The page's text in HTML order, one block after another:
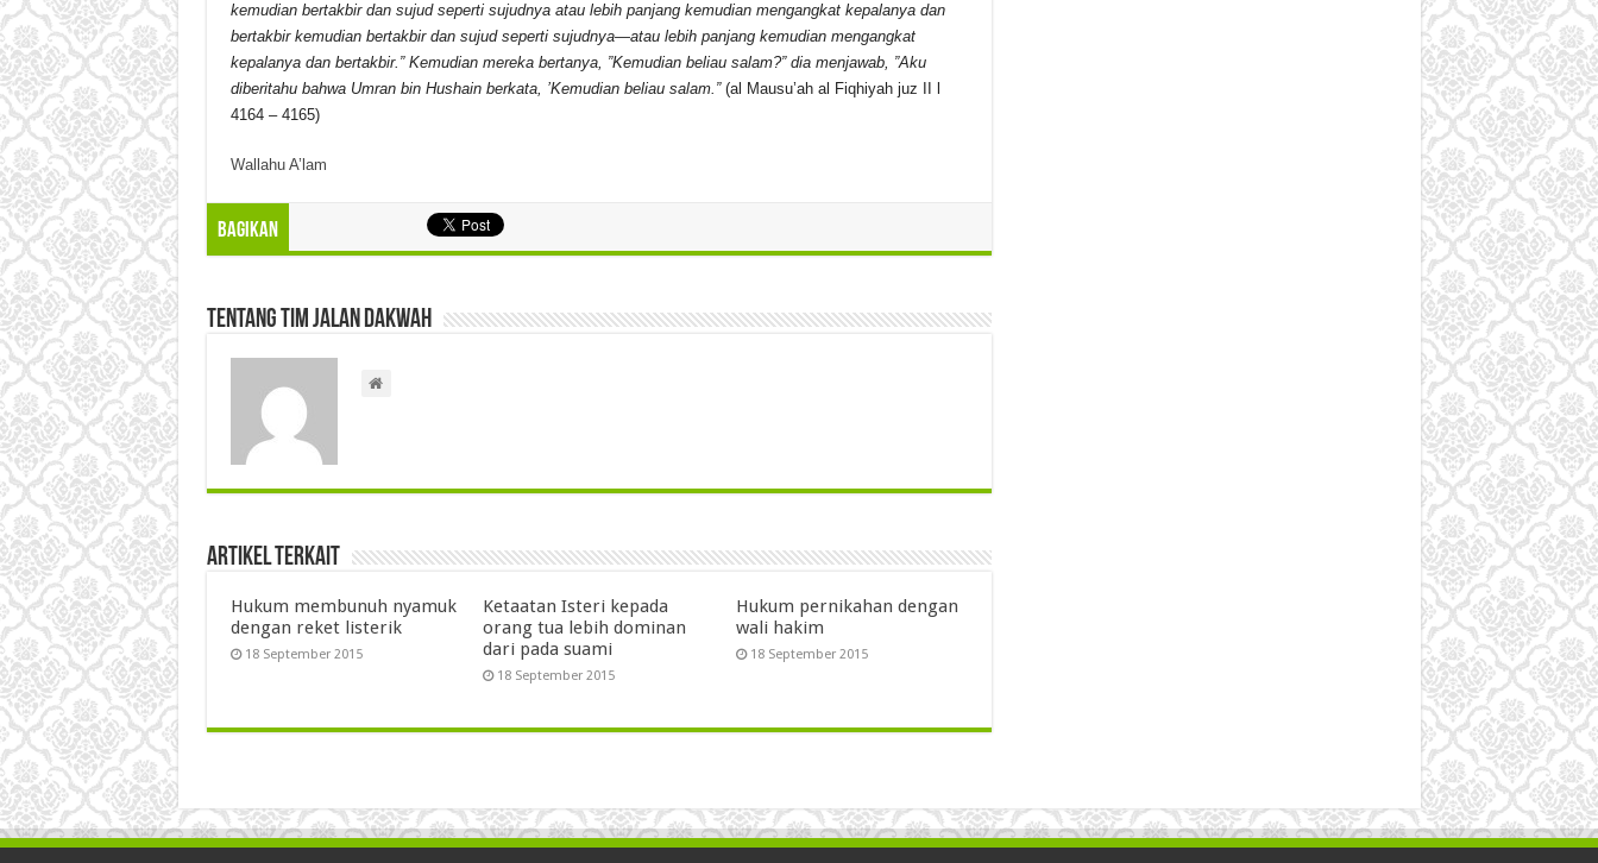
kemudian bertakbir dan sujud seperti sujudnya atau lebih panjang kemudian mengangkat kepalanya dan
bertakbir kemudian bertakbir dan sujud seperti sujudnya—atau lebih panjang kemudian mengangkat
kepalanya dan bertakbir.” Kemudian mereka bertanya, ”Kemudian beliau salam?” dia menjawab, ”Aku
diberitahu bahwa Umran bin Hushain berkata, ’Kemudian beliau salam.”(al Mausu’ah al Fiqhiyah juz II l
4164 – 4165)
Wallahu A’lam
Bagikan
Tentang Tim Jalan Dakwah
Artikel Terkait
Hukum membunuh nyamuk
dengan reket listerik
18 September 2015
Ketaatan Isteri kepada
orang tua lebih dominan
dari pada suami
18 September 2015
Hukum pernikahan dengan
wali hakim
18 September 2015